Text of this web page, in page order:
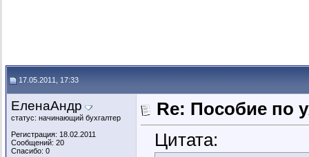
17.05.2011, 17:33
ЕленаАндр
статус: начинающий бухгалтер
Регистрация: 18.02.2011
Сообщений: 20
Спасибо: 0
Re: Пособие по
Цитата: